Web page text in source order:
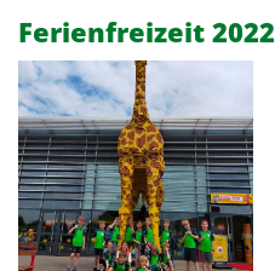
Ferienfreizeit 2022